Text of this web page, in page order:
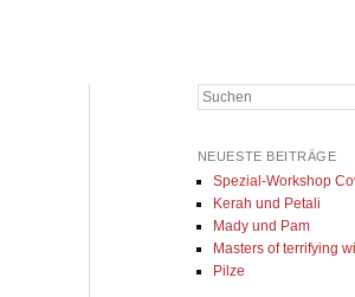
Suchen
NEUESTE BEITRÄGE
Spezial-Workshop
Kerah und Petali
Mady und Pam
Masters of terrifying
Pilze